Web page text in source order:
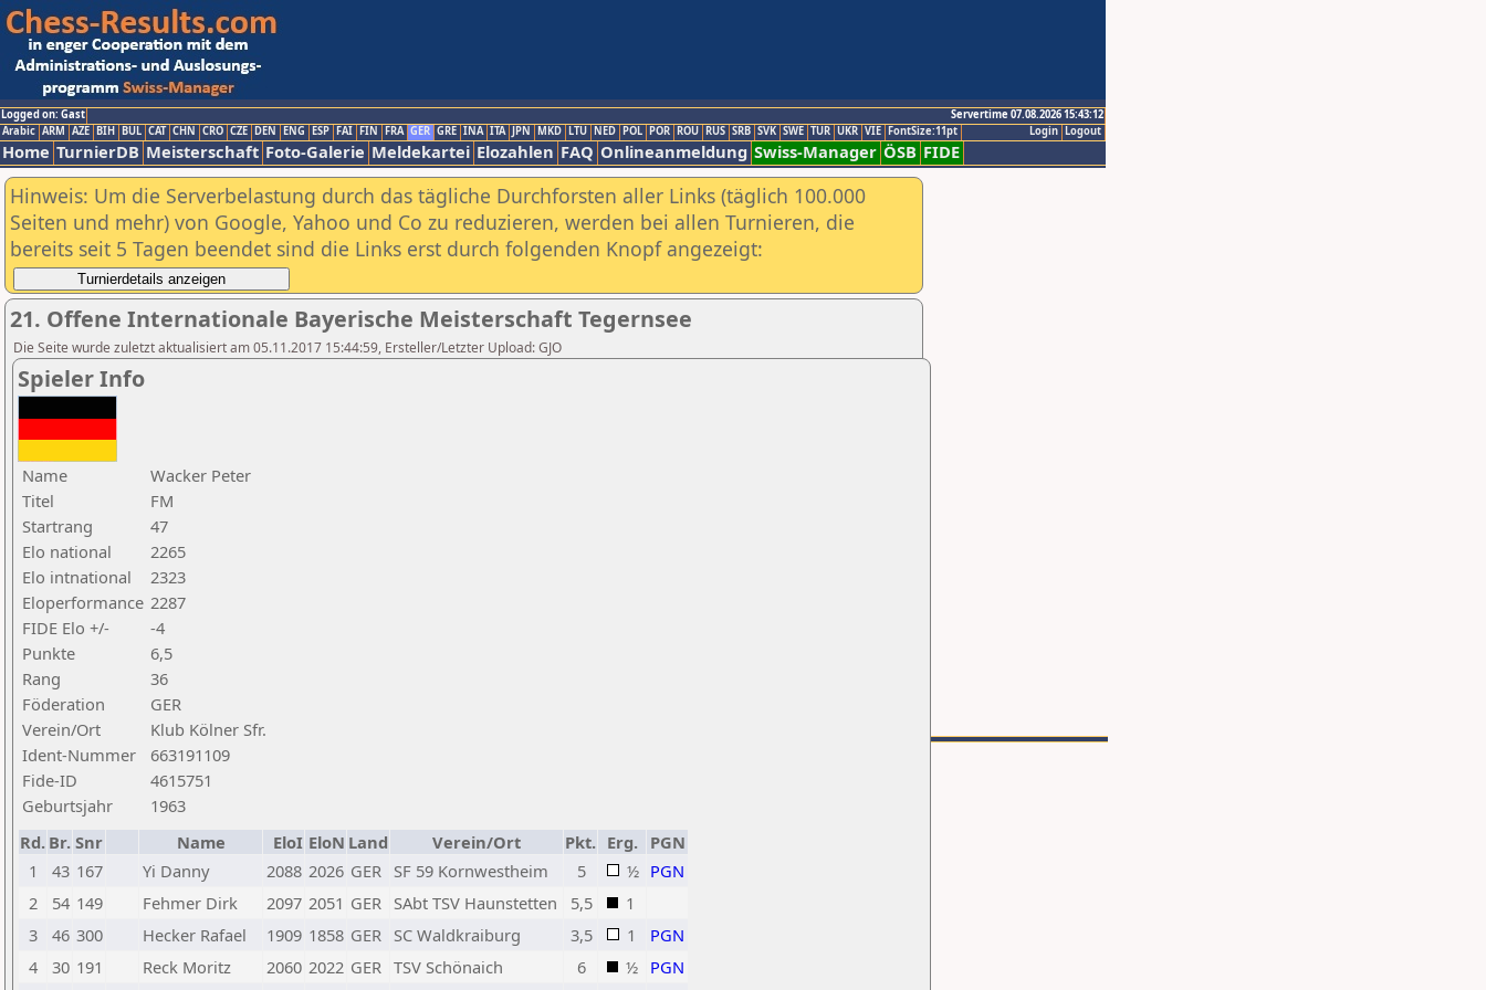
Logged on: Gast
Servertime 07.08.2026 15:43:12
Logout
Login
Arabic ARM AZE BIH BUL CAT CHN CRO CZE DEN ENG ESP FAI FIN FRA GER GRE INA ITA JPN MKD LTU NED POL POR ROU RUS SRB SVK SWE TUR UKR VIE FontSize:11pt
Home TurnierDB Meisterschaft Foto-Galerie Meldekartei Elozahlen FAQ Onlineanmeldung Swiss-Manager ÖSB FIDE
Hinweis: Um die Serverbelastung durch das tägliche Durchforsten aller Links (täglich 100.000
Seiten und mehr) von Google, Yahoo und Co zu reduzieren, werden bei allen Turnieren, die
bereits seit 5 Tagen beendet sind die Links erst durch folgenden Knopf angezeigt:
21. Offene Internationale Bayerische Meisterschaft Tegernsee
Die Seite wurde zuletzt aktualisiert am 05.11.2017 15:44:59, Ersteller/Letzter Upload: GJO
Spieler Info
Name
Wacker Peter
Titel
FM
Startrang
47
Elo national
2265
Elo intnational
2323
Eloperformance 2287
FIDE Elo +/-
-4
Punkte
6,5
Rang
36
Föderation
GER
Verein/Ort
Klub Kölner Sfr.
Ident-Nummer
663191109
Fide-ID
4615751
Geburtsjahr
1963
Rd. Br. Snr Name EloI EloN Land Verein/Ort Pkt. Erg.
PGN
1
43 167 Yi Danny 2088 2026 GER SF 59 Kornwestheim 5 ½ PGN
2
54 149 Fehmer Dirk 2097 2051 GER SAbt TSV Haunstetten 5,5
1
3
46 300 Hecker Rafael 1909 1858 GER SC Waldkraiburg 3,5 1
PGN
4
30 191 Reck Moritz 2060 2022 GER TSV Schönaich 6 ½ PGN